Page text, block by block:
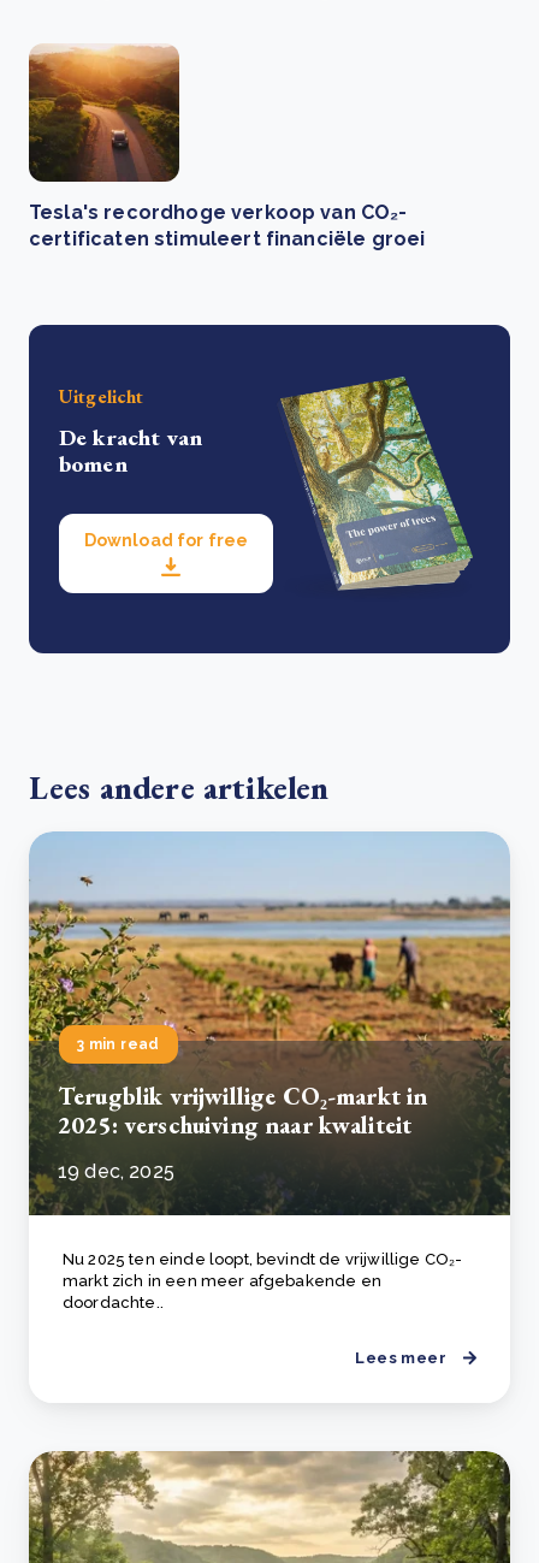
Tesla's recordhoge verkoop van CO₂-
certificaten stimuleert financiële groei
Uitgelicht
De kracht van
bomen
Download for free
Lees andere artikelen
3 min read
Terugblik vrijwillige CO₂-markt in
2025: verschuiving naar kwaliteit
19 dec, 2025
Nu 2025 ten einde loopt, bevindt de vrijwillige CO₂-
markt zich in een meer afgebakende en
doordachte..
Lees meer